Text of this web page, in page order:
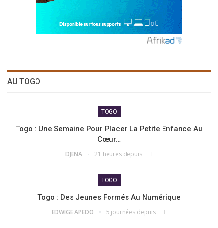
AU TOGO
TOGO
Togo : Une Semaine Pour Placer La Petite Enfance Au
Cœur…
DJENA 21 heures depuis
TOGO
Togo : Des Jeunes Formés Au Numérique
EDWIGE APEDO 5 journées depuis